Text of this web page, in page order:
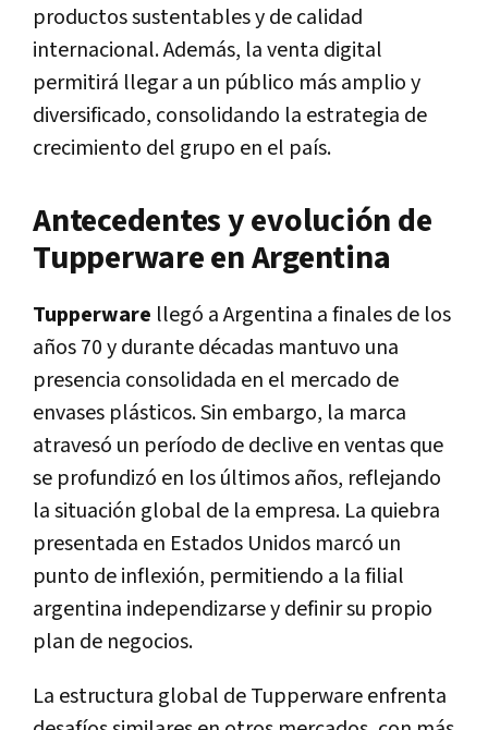
productos sustentables y de calidad
internacional. Además, la venta digital
permitirá llegar a un público más amplio y
diversificado, consolidando la estrategia de
crecimiento del grupo en el país.
Antecedentes y evolución de
Tupperware en Argentina
Tupperware llegó a Argentina a finales de los
años 70 y durante décadas mantuvo una
presencia consolidada en el mercado de
envases plásticos. Sin embargo, la marca
atravesó un período de declive en ventas que
se profundizó en los últimos años, reflejando
la situación global de la empresa. La quiebra
presentada en Estados Unidos marcó un
punto de inflexión, permitiendo a la filial
argentina independizarse y definir su propio
plan de negocios.
La estructura global de Tupperware enfrenta